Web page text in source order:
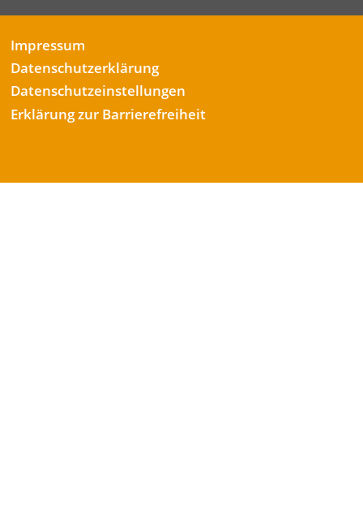
Impressum
Datenschutzerklärung
Datenschutzeinstellungen
Erklärung zur Barrierefreiheit